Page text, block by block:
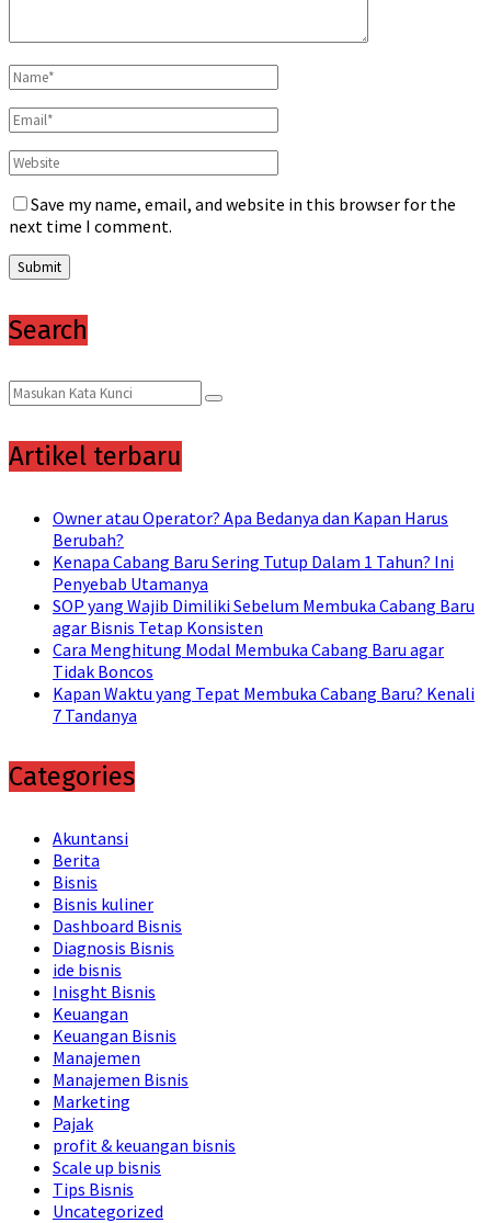
Save my name, email, and website in this browser for the
next time I comment.
Search
Search
for:
Search
Artikel terbaru
Owner atau Operator? Apa Bedanya dan Kapan Harus
Berubah?
Kenapa Cabang Baru Sering Tutup Dalam 1 Tahun? Ini
Penyebab Utamanya
SOP yang Wajib Dimiliki Sebelum Membuka Cabang Baru
agar Bisnis Tetap Konsisten
Cara Menghitung Modal Membuka Cabang Baru agar
Tidak Boncos
Kapan Waktu yang Tepat Membuka Cabang Baru? Kenali
7 Tandanya
Categories
Akuntansi
Berita
Bisnis
Bisnis kuliner
Dashboard Bisnis
Diagnosis Bisnis
ide bisnis
Inisght Bisnis
Keuangan
Keuangan Bisnis
Manajemen
Manajemen Bisnis
Marketing
Pajak
profit & keuangan bisnis
Scale up bisnis
Tips Bisnis
Uncategorized